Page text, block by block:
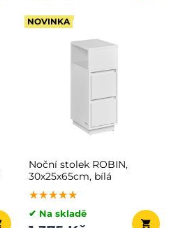
NOVINKA
Noční stolek ROBIN,
30x25x65cm, bílá
★★★★★
★★★★★
★★★★★
✔ Na skladě